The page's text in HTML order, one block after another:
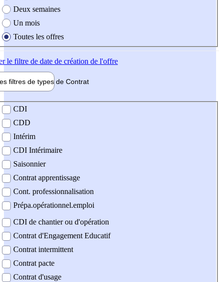
Deux semaines
Un mois
Toutes les offres
le filtre de date de création de l'offre
filtres de types de Contrat
contrat
CDI
CDD
Intérim
CDI Intérimaire
Saisonnier
Contrat apprentissage
Cont. professionnalisation
Prépa.opérationnel.emploi
CDI de chantier ou d'opération
Contrat d'Engagement Educatif
Contrat intermittent
Contrat pacte
Contrat d'usage